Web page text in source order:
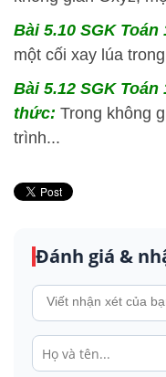
Bài 5.10 SGKToán
một cối xay lúa
Bài 5.12 SGKToán
thức: Trong không
trình...
Đánh giá &